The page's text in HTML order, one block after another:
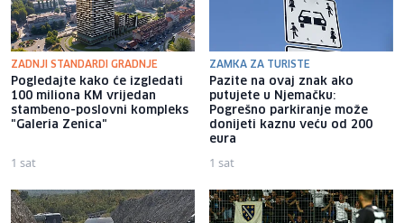
ZADNJI STANDARDI GRADNJE
Pogledajte kako će izgledati
100 miliona KM vrijedan
stambeno-poslovni kompleks
"Galeria Zenica"
1 sat
ZAMKA ZA TURISTE
Pazite na ovaj znak ako
putujete u Njemačku:
Pogrešno parkiranje može
donijeti kaznu veću od 200
eura
1 sat